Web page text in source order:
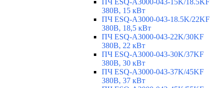
ПЧ ESQ-A3000-043-15K/18.5KF
380В, 15 кВт
ПЧ ESQ-A3000-043-18.5K/22KF
380В, 18,5 кВт
ПЧ ESQ-A3000-043-22K/30KF
380В, 22 кВт
ПЧ ESQ-A3000-043-30K/37KF
380В, 30 кВт
ПЧ ESQ-A3000-043-37K/45KF
380В, 37 кВт